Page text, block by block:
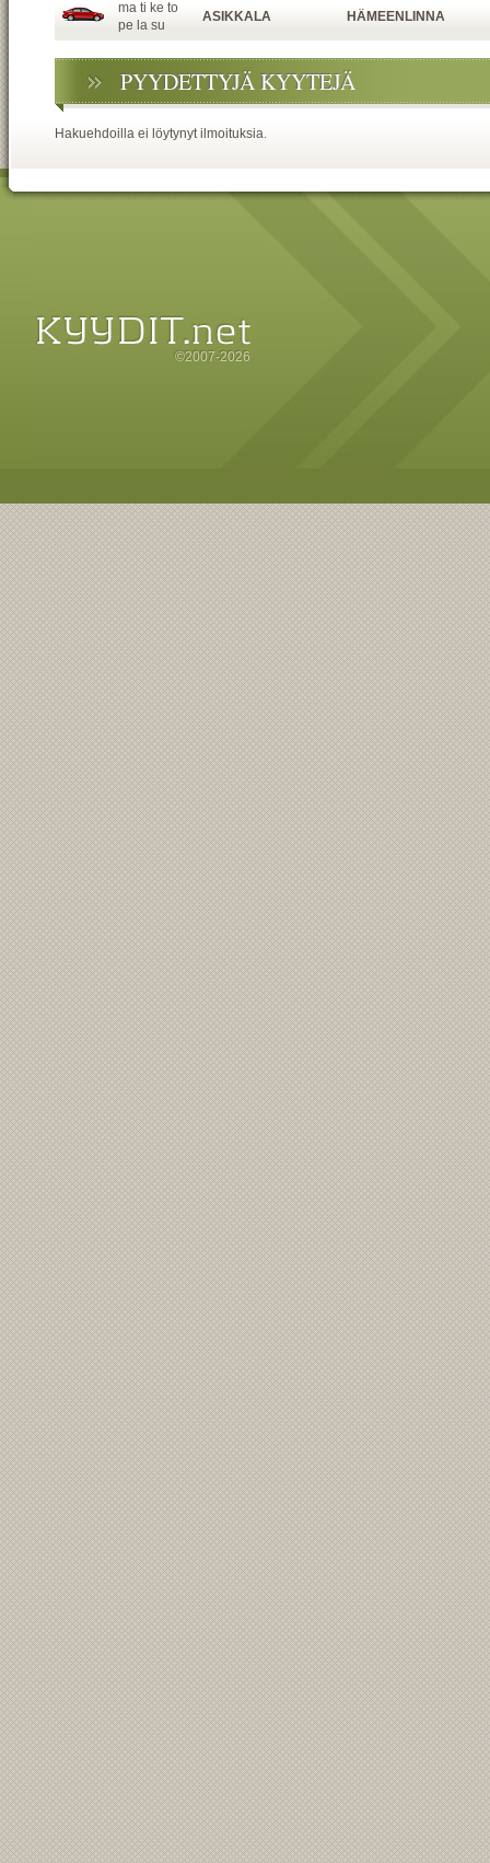
ma ti ke to
pe la su
ASIKKALA HÄMEENLINNA
PYYDETTYJÄ KYYTEJÄ
Hakuehdoilla ei löytynyt ilmoituksia.
©2007-2026